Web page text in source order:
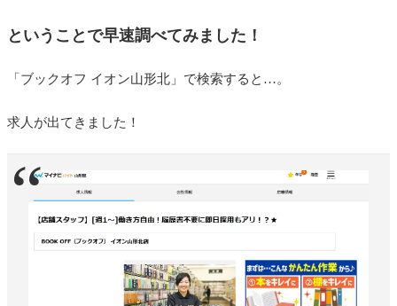
ということで早速調べてみました！
「ブックオフ イオン山形北」で検索すると…。
求人が出てきました！